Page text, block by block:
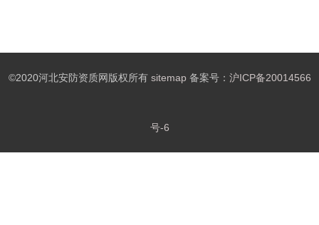
©2020河北安防资质网版权所有 sitemap备案号： 沪ICP备20014566
号-6